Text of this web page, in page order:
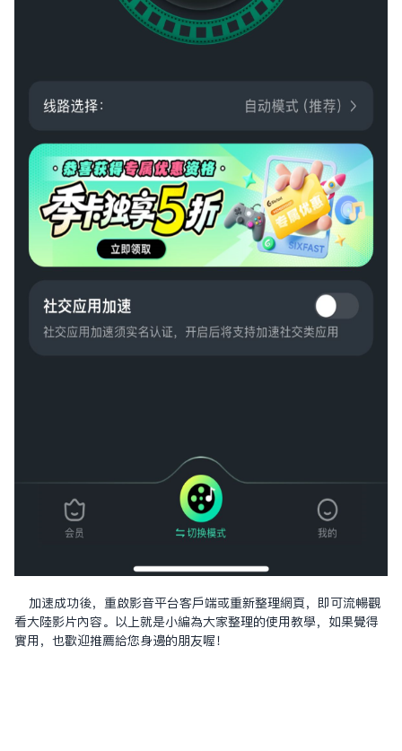
加速成功後，重啟影音平台客戶端或重新整理網頁，即可流暢觀
看大陸影片內容。以上就是小編為大家整理的使用教學，如果覺得
實用，也歡迎推薦給您身邊的朋友喔！